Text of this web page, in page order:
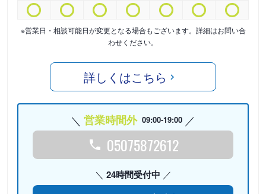
※営業日・相談可能日が変更となる場合もございます。詳細はお問い合
わせください。
詳しくはこちら
営業時間外 09:00-19:00
05075872612
24時間受付中